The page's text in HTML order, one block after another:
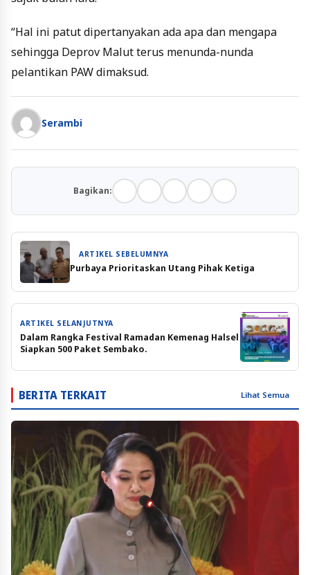
“Hal ini patut dipertanyakan ada apa dan mengapa
sehingga Deprov Malut terus menunda-nunda
pelantikan PAW dimaksud.
Serambi
Bagikan:
ARTIKEL SEBELUMNYA
Purbaya Prioritaskan Utang Pihak Ketiga
ARTIKEL SELANJUTNYA
Dalam Rangka Festival Ramadan Kemenag Halsel
Siapkan 500 Paket Sembako.
BERITA TERKAIT Lihat Semua